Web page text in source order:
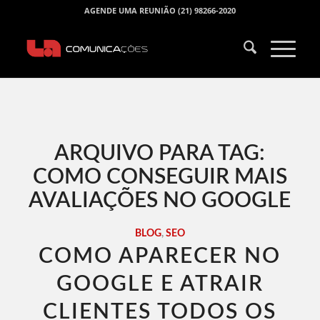
AGENDE UMA REUNIÃO (21) 98266-2020
ARQUIVO PARA TAG:
COMO CONSEGUIR MAIS
AVALIAÇÕES NO GOOGLE
BLOG, SEO
COMO APARECER NO
GOOGLE E ATRAIR
CLIENTES TODOS OS